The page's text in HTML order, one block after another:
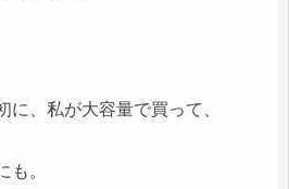
に、私が大容量で買って、
も。